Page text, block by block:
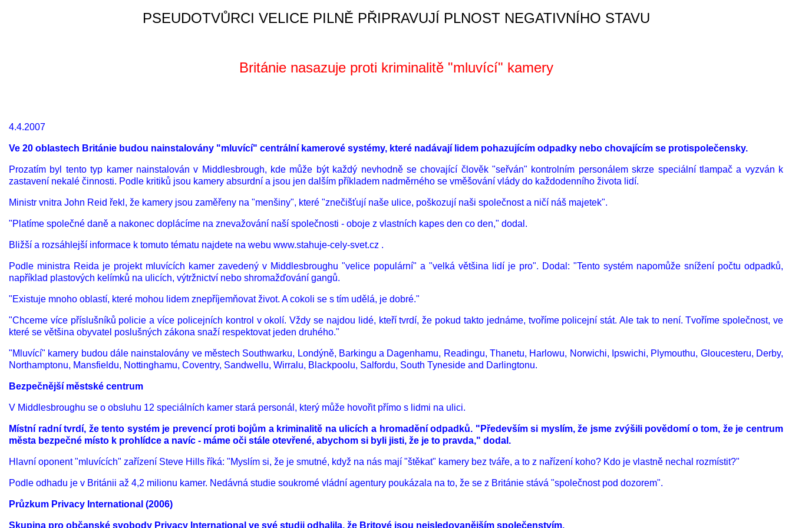
PSEUDOTVŮRCI VELICE PILNĚ PŘIPRAVUJÍ PLNOST NEGATIVNÍHO STAVU
Británie nasazuje proti kriminalitě "mluvící" kamery
4.4.2007
Ve 20 oblastech Británie budou nainstalovány "mluvící" centrální kamerové systémy, které nadávají lidem pohazujícím odpadky nebo chovajícím se protispolečensky.
Prozatím byl tento typ kamer nainstalován v Middlesbrough, kde může být každý nevhodně se chovající člověk "seřván" kontrolním personálem skrze speciální tlampač a vyzván k
zastavení nekalé činnosti. Podle kritiků jsou kamery absurdní a jsou jen dalším příkladem nadměrného se vměšování vlády do každodenního života lidí.
Ministr vnitra John Reid řekl, že kamery jsou zaměřeny na "menšiny", které "znečišťují naše ulice, poškozují naši společnost a ničí náš majetek".
"Platíme společné daně a nakonec doplácíme na znevažování naší společnosti - oboje z vlastních kapes den co den," dodal.
Bližší a rozsáhlejší informace k tomuto tématu najdete na webu www.stahuje-cely-svet.cz .
Podle ministra Reida je projekt mluvících kamer zavedený v Middlesbroughu "velice populární" a "velká většina lidí je pro". Dodal: "Tento systém napomůže snížení počtu odpadků,
například plastových kelímků na ulicích, výtržnictví nebo shromažďování gangů.
"Existuje mnoho oblastí, které mohou lidem znepříjemňovat život. A cokoli se s tím udělá, je dobré."
"Chceme více příslušníků policie a více policejních kontrol v okolí. Vždy se najdou lidé, kteří tvrdí, že pokud takto jednáme, tvoříme policejní stát. Ale tak to není. Tvoříme společnost, ve
které se většina obyvatel poslušných zákona snaží respektovat jeden druhého."
"Mluvící" kamery budou dále nainstalovány ve městech Southwarku, Londýně, Barkingu a Dagenhamu, Readingu, Thanetu, Harlowu, Norwichi, Ipswichi, Plymouthu, Gloucesteru, Derby,
Northamptonu, Mansfieldu, Nottinghamu, Coventry, Sandwellu, Wirralu, Blackpoolu, Salfordu, South Tyneside and Darlingtonu.
Bezpečnější městské centrum
V Middlesbroughu se o obsluhu 12 speciálních kamer stará personál, který může hovořit přímo s lidmi na ulici.
Místní radní tvrdí, že tento systém je prevencí proti bojům a kriminalitě na ulicích a hromadění odpadků. "Především si myslím, že jsme zvýšili povědomí o tom, že je centrum
města bezpečné místo k prohlídce a navíc - máme oči stále otevřené, abychom si byli jisti, že je to pravda," dodal.
Hlavní oponent "mluvících" zařízení Steve Hills říká: "Myslím si, že je smutné, když na nás mají "štěkat" kamery bez tváře, a to z nařízení koho? Kdo je vlastně nechal rozmístit?"
Podle odhadu je v Británii až 4,2 milionu kamer. Nedávná studie soukromé vládní agentury poukázala na to, že se z Británie stává "společnost pod dozorem".
Průzkum Privacy International (2006)
Skupina pro občanské svobody Privacy International ve své studii odhalila, že Britové jsou nejsledovanějším společenstvím.